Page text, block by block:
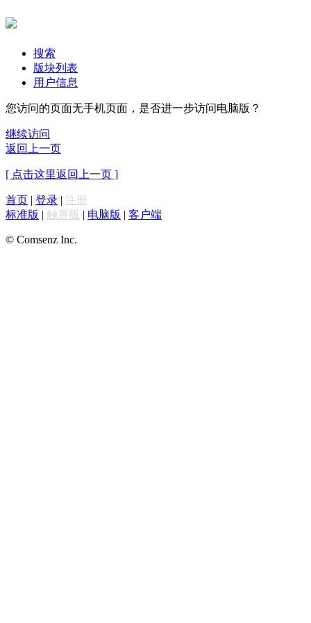
搜索
版块列表
用户信息
您访问的页面无手机页面，是否进一步访问电脑版？
继续访问
返回上一页
[ 点击这里返回上一页 ]
首页 | 登录 | 注册
标准版 | 触屏版 | 电脑版 | 客户端
© Comsenz Inc.